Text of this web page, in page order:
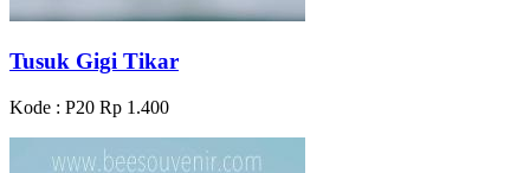
Tusuk Gigi Tikar
Kode : P20 Rp 1.400